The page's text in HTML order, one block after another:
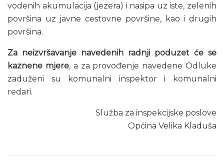
vodenih akumulacija (jezera) i nasipa uz iste, zelenih
površina uz javne cestovne površine, kao i drugih
površina.
Za neizvršavanje navedenih radnji poduzet će se
kaznene mjere, a za provođenje navedene Odluke
zaduženi su komunalni inspektor i komunalni
redari.
Služba za inspekcijske poslove
Općina Velika Kladuša